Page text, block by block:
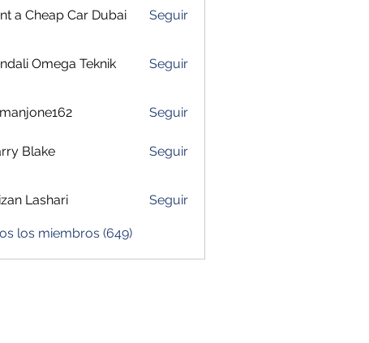
a Cheap Car Dubai
Seguir
Omega Teknik Seguir
Seguir
Blake Seguir
Lashari Seguir
los miembros (649)